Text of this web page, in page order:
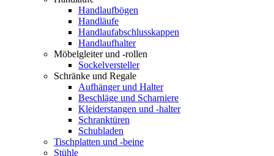
Handlaufbögen
Handläufe
Handlaufabschlusskappen
Handlaufhalter
Möbelgleiter und -rollen
Sockelversteller
Schränke und Regale
Aufhänger und Halter
Beschläge und Scharniere
Kleiderstangen und -halter
Schranktüren
Schubladen
Tischplatten und -beine
Stühle